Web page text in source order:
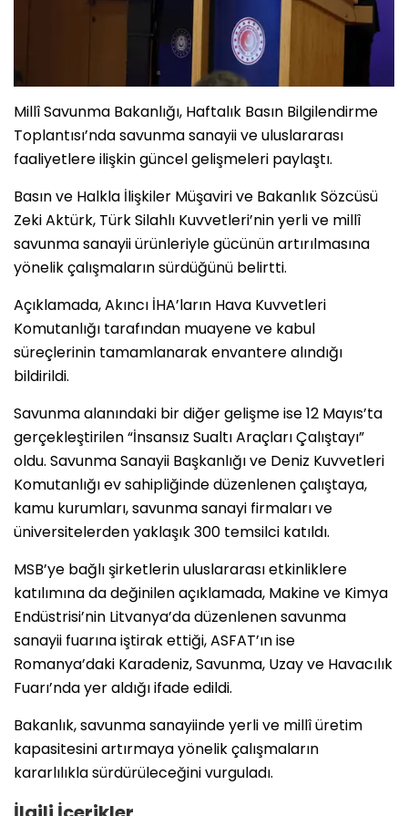
Millî Savunma Bakanlığı, Haftalık Basın Bilgilendirme
Toplantısı’nda savunma sanayii ve uluslararası
faaliyetlere ilişkin güncel gelişmeleri paylaştı.
Basın ve Halkla İlişkiler Müşaviri ve Bakanlık Sözcüsü
Zeki Aktürk, Türk Silahlı Kuvvetleri’nin yerli ve millî
savunma sanayii ürünleriyle gücünün artırılmasına
yönelik çalışmaların sürdüğünü belirtti.
Açıklamada, Akıncı İHA’ların Hava Kuvvetleri
Komutanlığı tarafından muayene ve kabul
süreçlerinin tamamlanarak envantere alındığı
bildirildi.
Savunma alanındaki bir diğer gelişme ise 12 Mayıs’ta
gerçekleştirilen “İnsansız Sualtı Araçları Çalıştayı”
oldu. Savunma Sanayii Başkanlığı ve Deniz Kuvvetleri
Komutanlığı ev sahipliğinde düzenlenen çalıştaya,
kamu kurumları, savunma sanayi firmaları ve
üniversitelerden yaklaşık 300 temsilci katıldı.
MSB’ye bağlı şirketlerin uluslararası etkinliklere
katılımına da değinilen açıklamada, Makine ve Kimya
Endüstrisi’nin Litvanya’da düzenlenen savunma
sanayii fuarına iştirak ettiği, ASFAT’ın ise
Romanya’daki Karadeniz, Savunma, Uzay ve Havacılık
Fuarı’nda yer aldığı ifade edildi.
Bakanlık, savunma sanayiinde yerli ve millî üretim
kapasitesini artırmaya yönelik çalışmaların
kararlılıkla sürdürüleceğini vurguladı.